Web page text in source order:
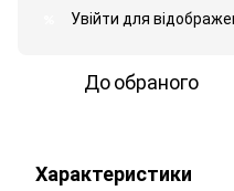
Увійти для
До обраного
Характеристики